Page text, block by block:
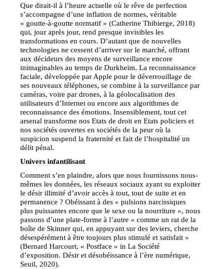
Que dirait-il à l’heure actuelle où le rêve de perfection
s’accompagne d’une inflation de normes, véritable
« goutte-à-goutte normatif » (Catherine Thibierge, 2018)
qui, jour après jour, rend presque invisibles les
transformations en cours. D’autant que de nouvelles
technologies ne cessent d’arriver sur le marché, offrant
aux décideurs des moyens de surveillance encore
inimaginables au temps de Durkheim. La reconnaissance
faciale, développée par Apple pour le déverrouillage de
ses nouveaux téléphones, se combine à la surveillance par
caméras, voire par drones, à la géolocalisation des
utilisateurs d’Internet ou encore aux algorithmes de
reconnaissance des émotions. Insensiblement, tout cet
arsenal transforme nos Etats de droit en Etats policiers et
nos sociétés ouvertes en sociétés de la peur où la
suspicion suspend la fraternité et fait de l’hospitalité un
délit pénal.
Univers infantilisant
Comment s’en plaindre, alors que nous fournissons nous-
mêmes les données, les réseaux sociaux ayant su exploiter
le désir illimité d’avoir accès à tout, tout de suite et en
permanence ? Obéissant à des « pulsions narcissiques
plus puissantes encore que le sexe ou la nourriture », nous
passons d’une plate-forme à l’autre « comme un rat de la
boîte de Skinner qui, en appuyant sur des leviers, cherche
désespérément à être toujours plus stimulé et satisfait »
(Bernard Harcourt, « Postface » in La Société
d’exposition. Désir et désobéissance à l’ère numérique,
Seuil, 2020).